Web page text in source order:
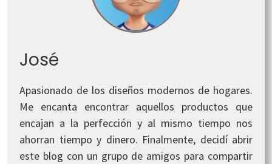
José
Apasionado de los diseños modernos de hogares.
Me encanta encontrar aquellos productos que
encajan a la perfección y al mismo tiempo nos
ahorran tiempo y dinero. Finalmente, decidí abrir
este blog con un grupo de amigos para compartir